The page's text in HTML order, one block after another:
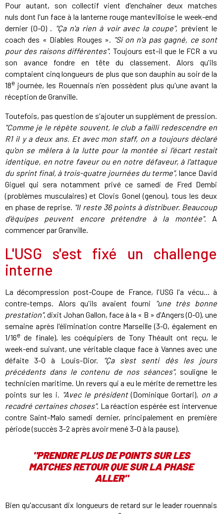
Pour autant, son collectif vient d'enchaîner deux matches
nuls dont l'un face à la lanterne rouge mantevilloise le week-end
dernier (0-0) . "Ça n'a rien à voir avec la coupe", prévient le
coach des « Diables Rouges ». "Si on n'a pas gagné, ce sont
pour des raisons différentes". Toujours est-il que le FCR a vu
son avance fondre en tête du classement. Alors qu'ils
comptaient cinq longueurs de plus que son dauphin au soir de la
18e journée, les Rouennais n'en possèdent plus qu'une avant la
réception de Granville.
Toutefois, pas question de s'ajouter un supplément de pression.
"Comme je le répète souvent, le club a failli redescendre en
R1 il y a deux ans. Et avec mon staff, on a toujours déclaré
qu'on se mêlera à la lutte pour la montée si l'écart restait
identique, en notre faveur ou en notre défaveur, à l'attaque
du sprint final, à trois-quatre journées du terme", lance David
Giguel qui sera notamment privé ce samedi de Fred Dembi
(problèmes musculaires) et Clovis Gonel (genou), tous les deux
en phase de reprise. "Il reste 36 points à distribuer. Beaucoup
d'équipes peuvent encore prétendre à la montée". A
commencer par Granville.
L'USG s'est fixé un challenge
interne
La décompression post-Coupe de France, l'USG l'a vécu... à
contre-temps. Alors qu'ils avaient fourni
"une très bonne
prestation", dixit Johan Gallon, face à la « B » d'Angers (0-0), une
semaine après l'élimination contre Marseille (3-0, également en
1/16e de finale), les coéquipiers de Tony Théault ont reçu, le
week-end suivant, une véritable claque face à Vannes avec une
défaite 3-0 à Louis-Dior.
"Ça s'est senti dès les jours
précédents dans le contenu de nos séances", souligne le
technicien maritime. Un revers qui a eu le mérite de remettre les
points sur les i. "Avec le président(Dominique Gortari), on a
recadré certaines choses". La réaction espérée est intervenue
contre Saint-Malo samedi dernier, principalement en première
période (succès 3-2 après avoir mené 3-0 à la pause).
"PRENDRE PLUS DE POINTS SUR LES
MATCHES RETOUR QUE SUR LA PHASE
ALLER"
Bien qu'accusant dix longueurs de retard sur le leader rouennais